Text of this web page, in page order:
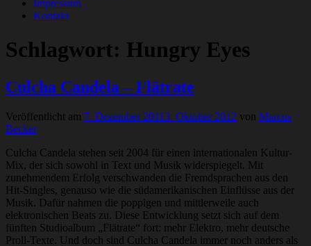
Impressum
Kontakt
Schlagwort: Hungry Eyes
Culcha Candela – Flätrate
Veröffentlicht am 7. Dezember 20113. Oktober 2012 von Marcus
Becker
Culcha Candela stehen seit 2004 für einen internationalen Kultur-
Mix, der sich sowohl in Text und Musik widerspiegelt. Mit
zunehmendem Erfolg verschwanden die Fremdsprachen aus den
Hit-Singles, genauso wie die südamerikanischen Einflüsse aus der
Musik. Dafür nahmen die poppigen und mittlerweile auch
elektronischen Beats zu. Diese Entwicklung setzt sich auf dem
fünften Studioalbum „Flätrate“ fort: mehr Elektro, mehr deutsche
Proll-Texte. Und doch sind Culcha Candela immer noch anders als